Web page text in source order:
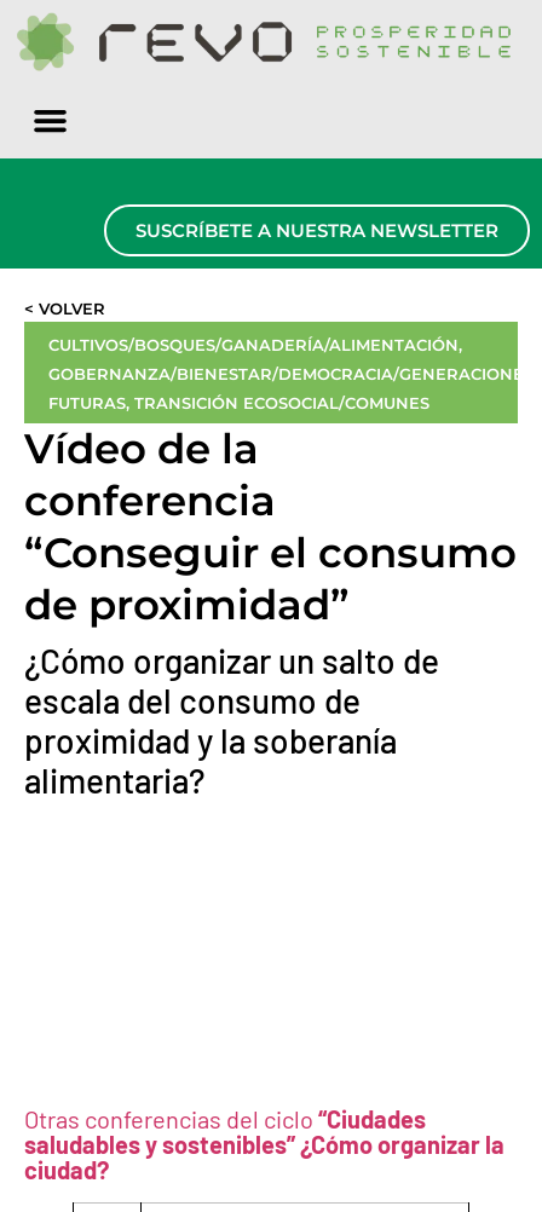
SUSCRÍBETE A NUESTRA NEWSLETTER
< VOLVER
CULTIVOS/BOSQUES/GANADERÍA/ALIMENTACIÓN,
GOBERNANZA/BIENESTAR/DEMOCRACIA/GENERACIONES
FUTURAS, TRANSICIÓN ECOSOCIAL/COMUNES
Vídeo de la
conferencia
“Conseguir el consumo
de proximidad”
¿Cómo organizar un salto de
escala del consumo de
proximidad y la soberanía
alimentaria?
Otras conferencias del ciclo “Ciudades
saludables y sostenibles” ¿Cómo organizar la
ciudad?